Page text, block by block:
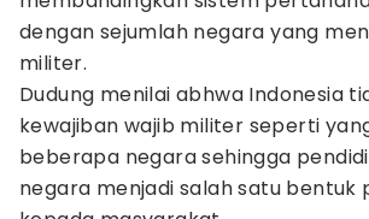
dengan sejumlah negara yang
militer.
Dudung menilai abhwa Indonesia
kewajiban wajib militer seperti
beberapa negara sehingga
negara menjadi salah satu bentuk